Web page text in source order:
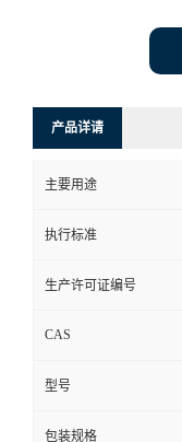
产品详请
主要用途
执行标准
生产许可证编号
CAS
型号
包装规格